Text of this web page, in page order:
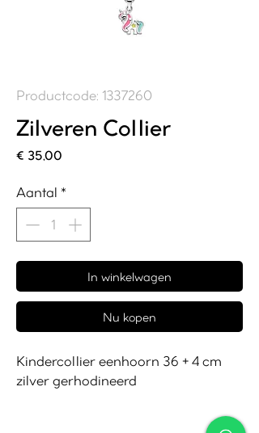
Productcode: 1337260
Zilveren Collier
€ 35,00
Aantal *
In winkelwagen
Nu kopen
Kindercollier eenhoorn 36 + 4 cm
zilver gerhodineerd